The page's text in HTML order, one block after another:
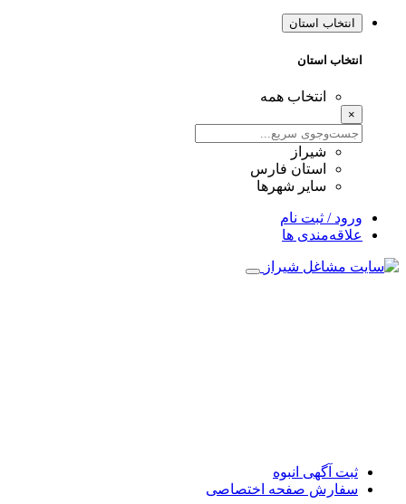
انتخاب استان
انتخاب استان
انتخاب همه
×
شیراز
استان فارس
سایر شهرها
ورود / ثبت نام
علاقه‌مندی ها
ثبت آگهی انبوه
سفارش صفحه اختصاصی